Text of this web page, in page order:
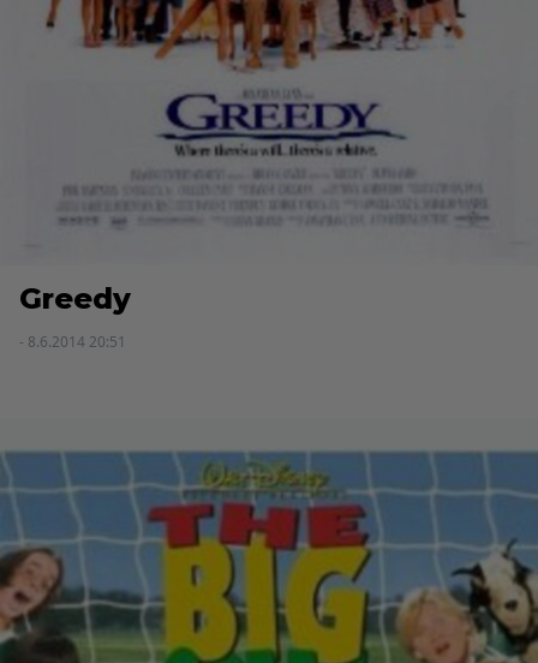
Greedy
- 8.6.2014 20:51